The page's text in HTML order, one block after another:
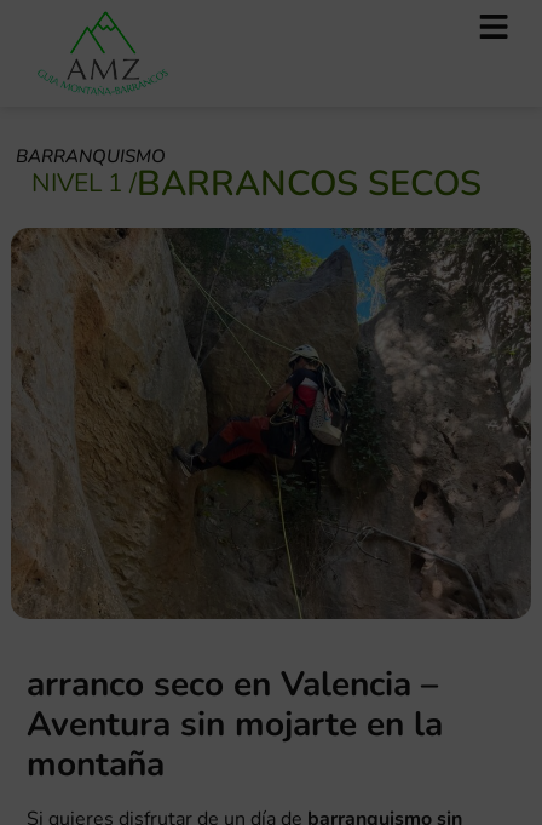
BARRANQUISMO
NIVEL 1 /BARRANCOS SECOS
arranco seco en Valencia –
Aventura sin mojarte en la
montaña
Si quieres disfrutar de un día de barranquismo sin